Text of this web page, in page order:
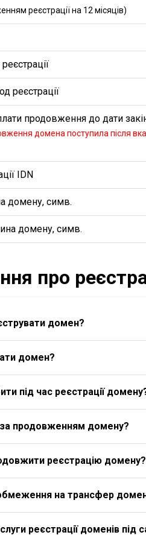
реєстрації на 12 місяців)
реєстрації
продовження до дати
домена поступила після
IDN
домену, симв.
домену, симв.
про
домен?
домен?
під час реєстрації
продовженням домену?
реєстрацію домену?
на трансфер
реєстрації доменів під